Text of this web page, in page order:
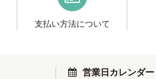
支払い方法について
営業日カレンダー